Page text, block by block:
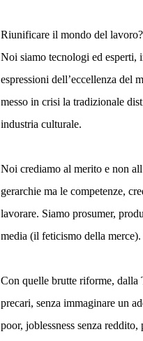
Riunificare il mondo del
Noi siamo tecnologi ed esperti,
espressioni dell’eccellenza del
messo in crisi la tradizionale
industria culturale.
Noi crediamo al merito e non
gerarchie ma le competenze,
lavorare. Siamo prosumer,
media (il feticismo della merce).
Con quelle brutte riforme, dalla
precari, senza immaginare un
poor, joblessness senza